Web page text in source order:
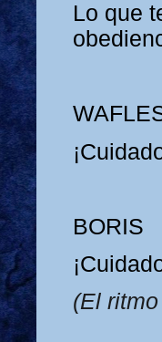
Lo que
BORIS
(El